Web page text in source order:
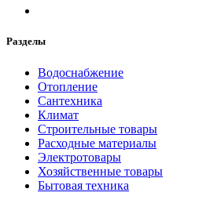
Разделы
Водоснабжение
Отопление
Сантехника
Климат
Строительные товары
Расходные материалы
Электротовары
Хозяйственные товары
Бытовая техника